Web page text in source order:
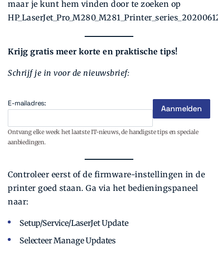
maar je kunt hem vinden door te zoeken op
Krijg gratis meer korte en praktische tips!
Schrijf je in voor de nieuwsbrief:
E-mailadres:
Ontvang elke week het laatste IT-nieuws, de handigste tips en speciale
aanbiedingen.
Controleer eerst of de firmware-instellingen in de
printer goed staan. Ga via het bedieningspaneel
naar:
Setup/Service/LaserJet Update
Selecteer Manage Updates